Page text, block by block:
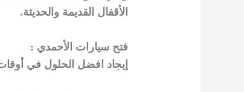
الأقفال القديمة والحديثة.
فتح سيارات الأحمدي :
إيجاد افضل الحلول في